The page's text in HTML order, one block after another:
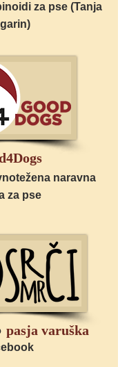
za pse (Tanja
naravna
za pse
pasja varuška